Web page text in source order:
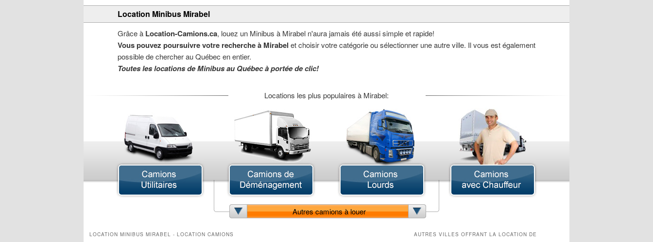
Location Minibus Mirabel
Grâce à Location-Camions.ca, louez un Minibus à Mirabel n'aura jamais été aussi simple et rapide!
Vous pouvez poursuivre votre recherche à Mirabel et choisir votre catégorie ou sélectionner une autre ville. Il vous est également
possible de chercher au Québec en entier.
Toutes les locations de Minibus au Québec à portée de clic!
Locations les plus populaires à Mirabel:
Autres camions à louer
Camion Cube
Camion de Déménagement
Camion Réfrigéré
LOCATION MINIBUS MIRABEL - LOCATION CAMIONS
AUTRES VILLES OFFRANT LA LOCATION DE